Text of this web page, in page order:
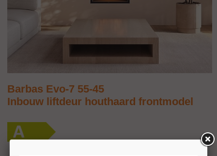
Barbas Evo-7 55-45
Inbouw liftdeur houthaard frontmodel